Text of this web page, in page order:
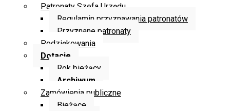
Patronaty Szefa Urzędu
Regulamin przyznawania patronatów
Przyznane patronaty
Podziękowania
Dotacje
Rok bieżący
Archiwum
Zamówienia publiczne
Bieżące